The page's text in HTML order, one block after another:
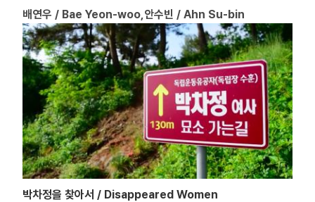
배연우 / Bae Yeon-woo,안수빈 / Ahn Su-bin
박차정을 찾아서 / Disappeared Women